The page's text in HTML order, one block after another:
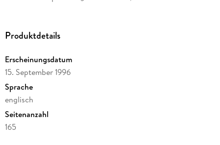
that is both joyful and bittersweet. <p/>Black-and-white
imagination, Hobbes' sardonic wisdom, and the everyday
hilarity of school, home, and play. Environmental satire,
social commentary, and moments of quiet introspection
highlight Watterson's artistry, reminding readers of the
fleeting wonder of childhood. This final treasury distills
everything that makes the strip unforgettable--mischief,
philosophy, and boundless creativity--making it a fitting and
Produktdetails
Erscheinungsdatum
15. September 1996
Sprache
englisch
Seitenanzahl
165